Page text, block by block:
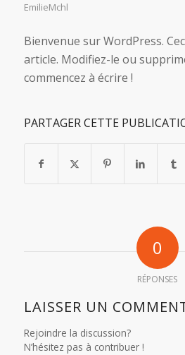
EmilieMchl
Bienvenue sur WordPress.
article. Modifiez-le ou
commencez à écrire !
PARTAGER CETTE
0
RÉPONSES
LAISSER UN
Rejoindre la discussion?
N’hésitez pas à contribuer !